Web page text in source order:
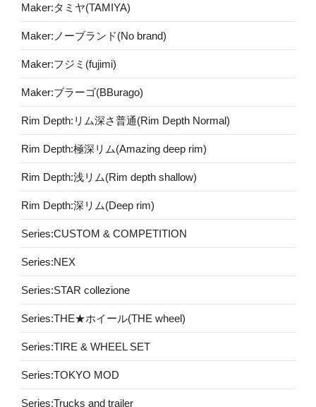
Maker:タミヤ(TAMIYA)
Maker:ノーブランド(No brand)
Maker:フジミ(fujimi)
Maker:ブラーゴ(BBurago)
Rim Depth:リム深さ普通(Rim Depth Normal)
Rim Depth:極深リム(Amazing deep rim)
Rim Depth:浅リム(Rim depth shallow)
Rim Depth:深リム(Deep rim)
Series:CUSTOM & COMPETITION
Series:NEX
Series:STAR collezione
Series:THE★ホイール(THE wheel)
Series:TIRE & WHEEL SET
Series:TOKYO MOD
Series:Trucks and trailer